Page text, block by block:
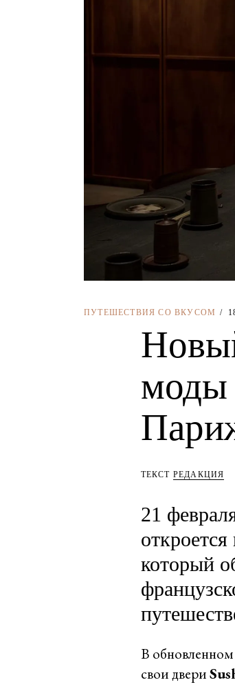
ПУТЕШЕСТВИЯ СО ВКУСОМ
моды
ТЕКСТ РЕДАКЦИЯ
21
который
В обновленном
свои двери